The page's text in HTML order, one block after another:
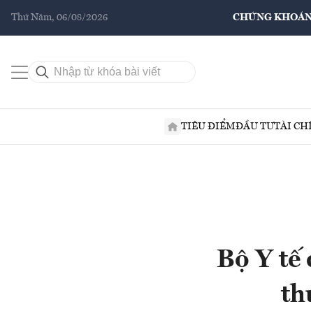
Thứ Năm, 06/08/2026 CHỨNG KHOÁN
TIÊU ĐIỂMĐẦU TƯTÀI
Bộ Y tế